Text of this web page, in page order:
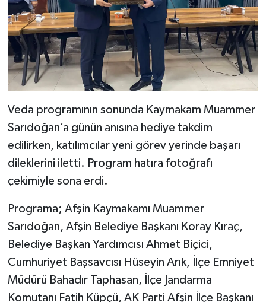
Veda programının sonunda Kaymakam Muammer
Sarıdoğan’a günün anısına hediye takdim
edilirken, katılımcılar yeni görev yerinde başarı
dileklerini iletti. Program hatıra fotoğrafı
çekimiyle sona erdi.
Programa; Afşin Kaymakamı Muammer
Sarıdoğan, Afşin Belediye Başkanı Koray Kıraç,
Belediye Başkan Yardımcısı Ahmet Biçici,
Cumhuriyet Başsavcısı Hüseyin Arık, İlçe Emniyet
Müdürü Bahadır Taphasan, İlçe Jandarma
Komutanı Fatih Küpçü, AK Parti Afşin İlçe Başkanı